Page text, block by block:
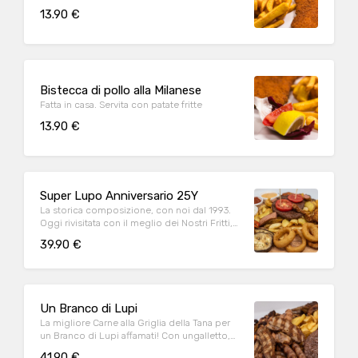
13.90 €
Bistecca di pollo alla Milanese
Fatta in casa. Servita con patate fritte
13.90 €
Super Lupo Anniversario 25Y
La storica composizione, con noi dal 1993.
Oggi rivisitata con il meglio dei Nostri Fritti,
verdure grigliate, patate fritte e le golose
39.90 €
Un Branco di Lupi
La migliore Carne alla Griglia della Tana per
un Branco di Lupi affamati! Con ungalletto,